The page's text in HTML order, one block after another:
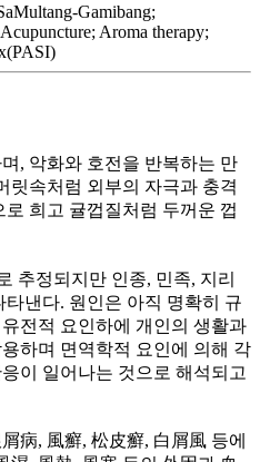
Gamibang;
Aroma therapy;
, 악화와 호전을 반복하는 만
릿속처럼 외부의 자극과 충격
희고 귤껍질처럼 두꺼운 껍
추정되지만 인종, 민족, 지리
낸다. 원인은 아직 명확히 규
전적 요인하에 개인의 생활과
하며 면역학적 요인에 의해 각
이 일어나는 것으로 해석되고
病, 風癬, 松皮癬, 白屑風 등에